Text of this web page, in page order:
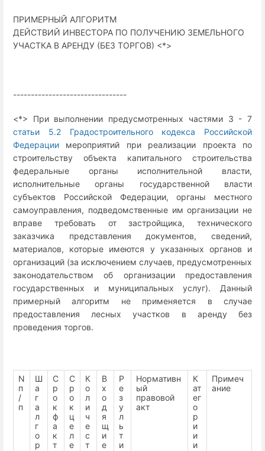
ПРИМЕРНЫЙ АЛГОРИТМ
ДЕЙСТВИЙ ИНВЕСТОРА ПО ПОЛУЧЕНИЮ ЗЕМЕЛЬНОГО
УЧАСТКА В АРЕНДУ (БЕЗ ТОРГОВ) <*>
--------------------------------
<*> При выполнении предусмотренных частями 3 - 7
статьи 5.2 Градостроительного кодекса Российской
Федерации мероприятий при реализации проекта по
строительству объекта капитального строительства
федеральные органы исполнительной власти,
исполнительные органы государственной власти
субъектов Российской Федерации, органы местного
самоуправления, подведомственные им организации не
вправе требовать от застройщика, технического
заказчика представления документов, сведений,
материалов, которые имеются у указанных органов и
организаций (за исключением случаев, предусмотренных
законодательством об организации предоставления
государственных и муниципальных услуг). Данный
примерный алгоритм не применяется в случае
предоставления лесных участков в аренду без
проведения торгов.
N
п
/
п
Ш
а
г
а
л
г
о
р
С
р
о
к
ф
а
к
т
С
р
о
к
ц
е
л
е
К
о
л
и
ч
е
с
т
В
х
о
д
я
щ
и
е
Р
е
з
у
л
ь
т
и
Нормативн
ый
правовой
акт
К
ат
ег
о
р
и
и
и
Примеч
ание